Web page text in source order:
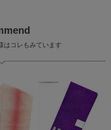
はコレもみています